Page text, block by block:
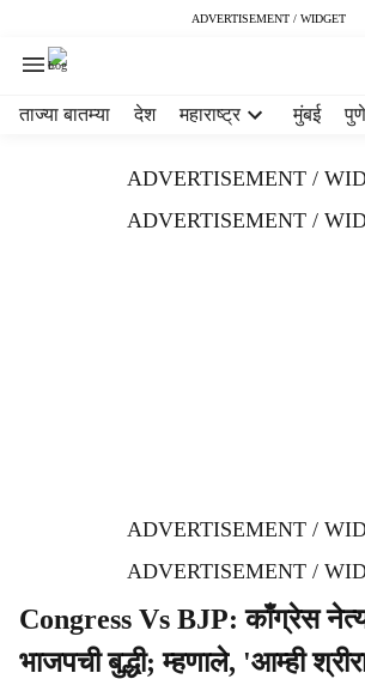
ADVERTISEMENT / WIDGET
ताज्या बातम्या देश महाराष्ट्र मुंबई पुणे
ADVERTISEMENT /
ADVERTISEMENT /
ADVERTISEMENT /
ADVERTISEMENT /
Congress Vs BJP: काँग्रेस
भाजपची बुद्धी; म्हणाले, 'आम्ही